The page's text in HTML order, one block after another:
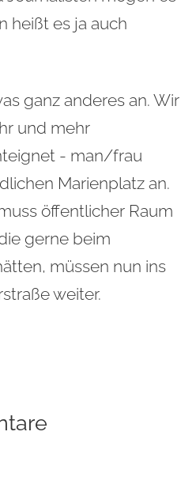
heißt es ja auch
ganz anderes an. Wir
und mehr
- man/frau
Marienplatz an.
öffentlicher Raum
gerne beim
müssen nun ins
weiter.